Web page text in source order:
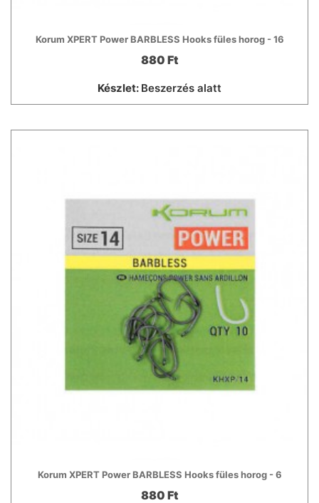
Korum XPERT Power BARBLESS Hooks füles horog - 16
880 Ft
Készlet: Beszerzés alatt
Korum XPERT Power BARBLESS Hooks füles horog - 6
880 Ft